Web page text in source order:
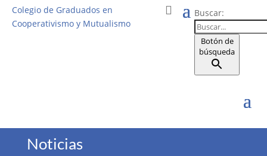
Colegio de Graduados en
Cooperativismo y Mutualismo
Buscar:
Botón de
búsqueda
Noticias